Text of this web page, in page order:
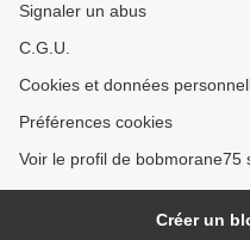
Signaler un abus
C.G.U.
Cookies et données
Préférences cookies
Voir le profil de bobmorane75
Créer un